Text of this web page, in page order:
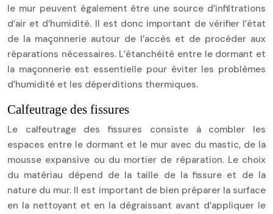
le mur peuvent également être une source d’infiltrations
d’air et d’humidité. Il est donc important de vérifier l’état
de la maçonnerie autour de l’accès et de procéder aux
réparations nécessaires. L’étanchéité entre le dormant et
la maçonnerie est essentielle pour éviter les problèmes
d’humidité et les déperditions thermiques.
Calfeutrage des fissures
Le calfeutrage des fissures consiste à combler les
espaces entre le dormant et le mur avec du mastic, de la
mousse expansive ou du mortier de réparation. Le choix
du matériau dépend de la taille de la fissure et de la
nature du mur. Il est important de bien préparer la surface
en la nettoyant et en la dégraissant avant d’appliquer le